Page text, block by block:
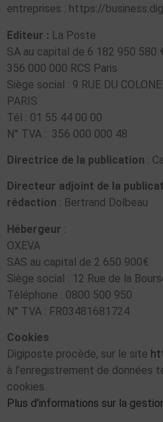
entreprises : https://
Editeur : La Poste
SA au capital de 6 182 950 580
356 000 000 RCS Paris
Siège social : 9 RUE DU
PARIS
Tél : 01 55 44 00 00
N° TVA : 356 000 000 48
Directrice de la publication :
Directeur adjoint de la
rédaction : Bertrand Dolbeau
Hébergeur :
OXEVA
SAS au capital de 2 650 900€
Siège social : 12 Rue de la
Téléphone : 0800 500 950
N° TVA : FR03481681724
Cookies
Digiposte procède, sur le site
à l’enregistrement de données
cookies.
Plus d’informations sur la